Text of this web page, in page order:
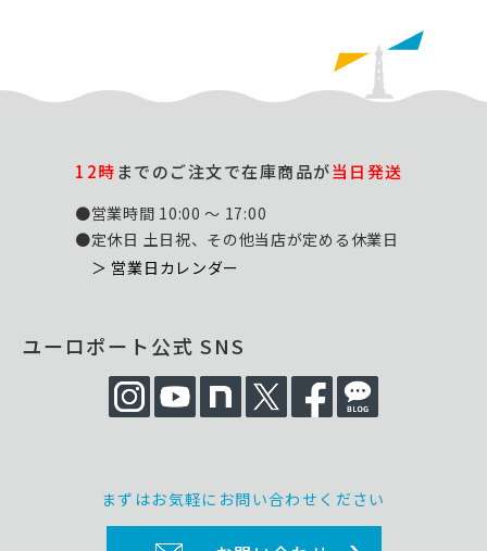
12時までのご注文で在庫商品が当日発送
●営業時間 10:00 ～ 17:00
●定休日 土日祝、その他当店が定める休業日
＞ 営業日カレンダー
ユーロポート公式 SNS
まずはお気軽にお問い合わせください